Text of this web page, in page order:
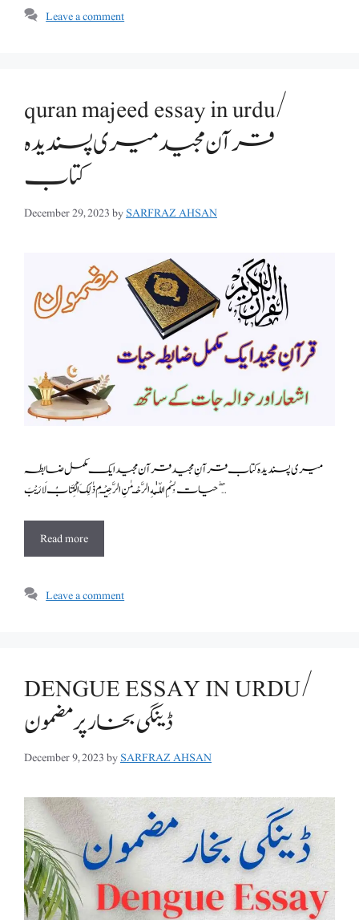
Leave a comment
quran majeed essay in urdu/
قرآن مجید میری پسندیدہ
کتاب
December 29, 2023bySARFRAZ AHSAN
میری پسندیدہ کتاب قرآنِ مجید قرآن مجید ایک مکمل ضابطہ
حیات بِسْمِ اللّـٰهِ الرَّحْـمٰنِ الرَّحِيْـمِ ذٰلِكَ الْكِتَابُ لَا رَيْبَ ۖ …
Read more
Leave a comment
DENGUE ESSAY IN URDU/
ڈینگی بخار پر مضمون
December 9, 2023bySARFRAZ AHSAN